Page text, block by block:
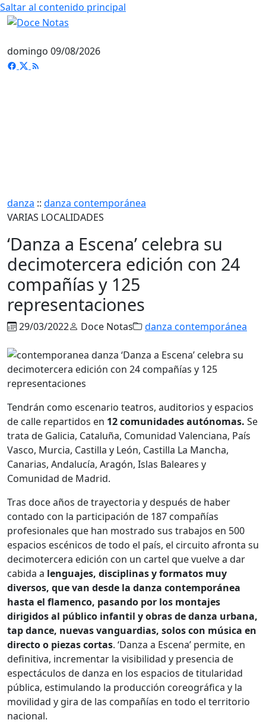
Saltar al contenido principal
domingo 09/08/2026
danza :: danza contemporánea
VARIAS LOCALIDADES
‘Danza a Escena’ celebra su
decimotercera edición con 24
compañías y 125
representaciones
29/03/2022 Doce Notas danza contemporánea
Tendrán como escenario teatros, auditorios y espacios
de calle repartidos en 12 comunidades autónomas. Se
trata de Galicia, Cataluña, Comunidad Valenciana, País
Vasco, Murcia, Castilla y León, Castilla La Mancha,
Canarias, Andalucía, Aragón, Islas Baleares y
Comunidad de Madrid.
Tras doce años de trayectoria y después de haber
contado con la participación de 187 compañías
profesionales que han mostrado sus trabajos en 500
espacios escénicos de todo el país, el circuito afronta su
decimotercera edición con un cartel que vuelve a dar
cabida a lenguajes, disciplinas y formatos muy
diversos, que van desde la danza contemporánea
hasta el ﬂamenco, pasando por los montajes
dirigidos al público infantil y obras de danza urbana,
tap dance, nuevas vanguardias, solos con música en
directo o piezas cortas. ‘Danza a Escena’ permite, en
definitiva, incrementar la visibilidad y presencia de
espectáculos de danza en los espacios de titularidad
pública, estimulando la producción coreográﬁca y la
movilidad y gira de las compañías en todo el territorio
nacional.